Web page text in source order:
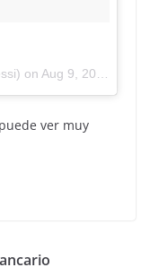
on Aug 9, 2017 at 7:55am PDT
ver muy